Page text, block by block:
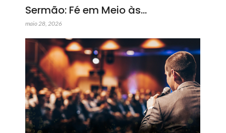
Sermão: Fé em Meio às…
maio 28, 2026